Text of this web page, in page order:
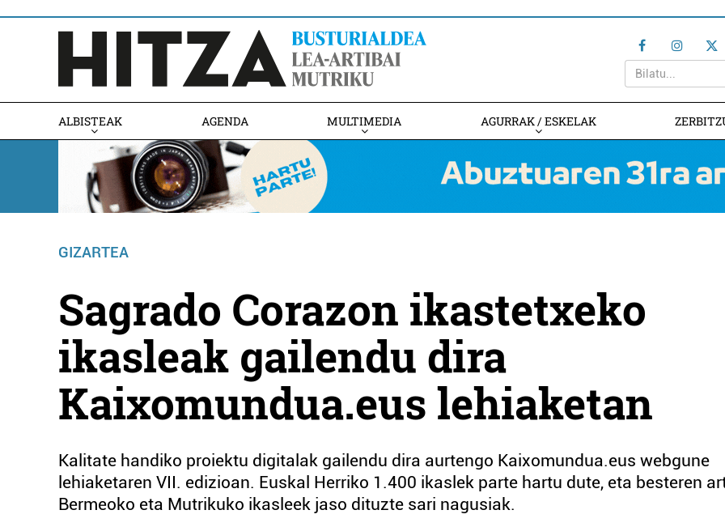
ALBISTEAK AGENDA MULTIMEDIA AGURRAK / ESKELAK
GIZARTEA
Sagrado Corazon ikastetxeko
ikasleak gailendu dira
Kaixomundua.eus lehiaketan
Kalitate handiko proiektu digitalak gailendu dira aurtengo Kaixomundua.eus webgune
lehiaketaren VII. edizioan. Euskal Herriko 1.400 ikaslek parte hartu dute, eta besteren
Bermeoko eta Mutrikuko ikasleek jaso dituzte sari nagusiak.